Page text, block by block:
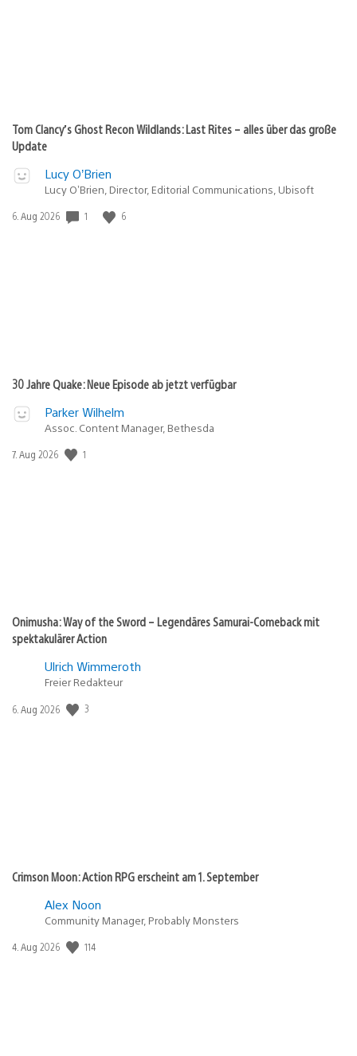
Tom Clancy’s Ghost Recon Wildlands: Last Rites – alles über das große
Update
Lucy O’Brien
Lucy O’Brien, Director, Editorial Communications, Ubisoft
Veröffentlichungsdatum:
6. Aug 2026 1 6
30 Jahre Quake: Neue Episode ab jetzt verfügbar
Parker Wilhelm
Assoc. Content Manager, Bethesda
Veröffentlichungsdatum:
7. Aug 2026 1
Onimusha: Way of the Sword – Legendäres Samurai-Comeback mit
spektakulärer Action
Ulrich Wimmeroth
Freier Redakteur
Veröffentlichungsdatum:
6. Aug 2026 3
Crimson Moon: Action RPG erscheint am 1. September
Alex Noon
Community Manager, Probably Monsters
Veröffentlichungsdatum:
4. Aug 2026 114